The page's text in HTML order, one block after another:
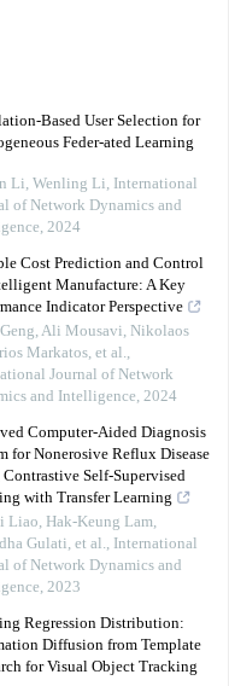
Based User Selection for
Feder-ated Learning
Li, Wenling Li, International
of Network Dynamics and
, 2024
Cost Prediction and Control
Manufacture: A Key
Indicator Perspective
Ali Mousavi, Nikolaos
Markatos, et al.,
Journal of Network
and Intelligence, 2024
Computer-Aided Diagnosis
for Nonerosive Reflux Disease
Self-Supervised
with Transfer Learning
Liao, Hak‐Keung Lam,
Gulati, et al., International
of Network Dynamics and
, 2023
Regression Distribution:
Diffusion from Template
for Visual Object Tracking